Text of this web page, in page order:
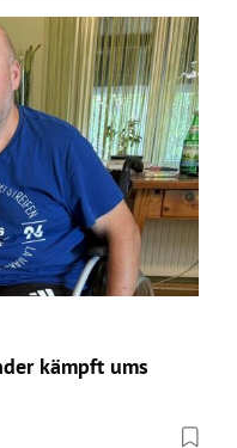
kämpft ums